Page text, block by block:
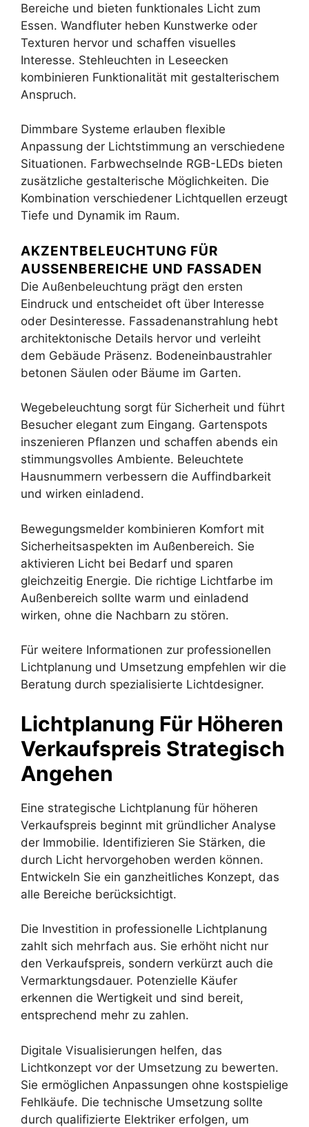
Bereiche und bieten funktionales Licht zum
Essen. Wandfluter heben Kunstwerke oder
Texturen hervor und schaffen visuelles
Interesse. Stehleuchten in Leseecken
kombinieren Funktionalität mit gestalterischem
Anspruch.
Dimmbare Systeme erlauben flexible
Anpassung der Lichtstimmung an verschiedene
Situationen. Farbwechselnde RGB-LEDs bieten
zusätzliche gestalterische Möglichkeiten. Die
Kombination verschiedener Lichtquellen erzeugt
Tiefe und Dynamik im Raum.
AKZENTBELEUCHTUNG FÜR
AUSSENBEREICHE UND FASSADEN
Die Außenbeleuchtung prägt den ersten
Eindruck und entscheidet oft über Interesse
oder Desinteresse. Fassadenanstrahlung hebt
architektonische Details hervor und verleiht
dem Gebäude Präsenz. Bodeneinbaustrahler
betonen Säulen oder Bäume im Garten.
Wegebeleuchtung sorgt für Sicherheit und führt
Besucher elegant zum Eingang. Gartenspots
inszenieren Pflanzen und schaffen abends ein
stimmungsvolles Ambiente. Beleuchtete
Hausnummern verbessern die Auffindbarkeit
und wirken einladend.
Bewegungsmelder kombinieren Komfort mit
Sicherheitsaspekten im Außenbereich. Sie
aktivieren Licht bei Bedarf und sparen
gleichzeitig Energie. Die richtige Lichtfarbe im
Außenbereich sollte warm und einladend
wirken, ohne die Nachbarn zu stören.
Für weitere Informationen zur professionellen
Lichtplanung und Umsetzung empfehlen wir die
Beratung durch spezialisierte Lichtdesigner.
Lichtplanung Für Höheren
Verkaufspreis Strategisch
Angehen
Eine strategische Lichtplanung für höheren
Verkaufspreis beginnt mit gründlicher Analyse
der Immobilie. Identifizieren Sie Stärken, die
durch Licht hervorgehoben werden können.
Entwickeln Sie ein ganzheitliches Konzept, das
alle Bereiche berücksichtigt.
Die Investition in professionelle Lichtplanung
zahlt sich mehrfach aus. Sie erhöht nicht nur
den Verkaufspreis, sondern verkürzt auch die
Vermarktungsdauer. Potenzielle Käufer
erkennen die Wertigkeit und sind bereit,
entsprechend mehr zu zahlen.
Digitale Visualisierungen helfen, das
Lichtkonzept vor der Umsetzung zu bewerten.
Sie ermöglichen Anpassungen ohne kostspielige
Fehlkäufe. Die technische Umsetzung sollte
durch qualifizierte Elektriker erfolgen, um